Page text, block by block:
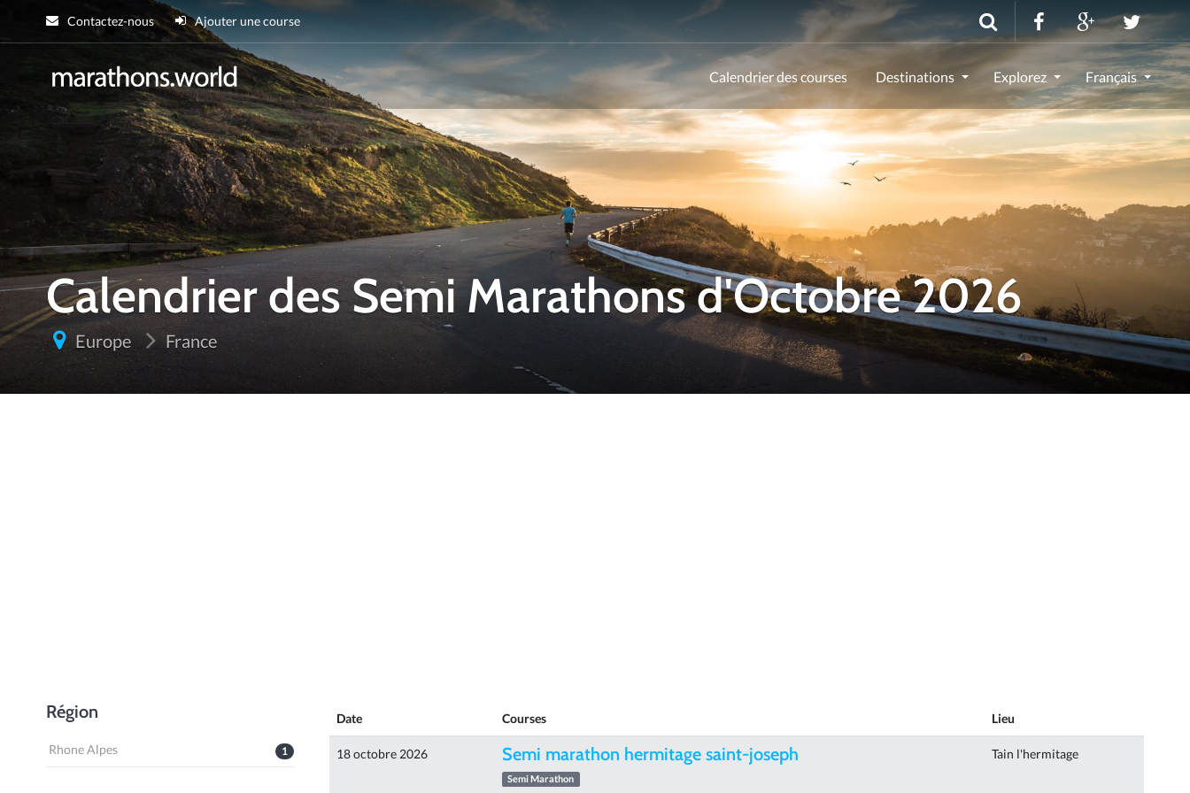
Contactez-nous Ajouter une course
marathons.world
Calendrier des courses Destinations Explorez Français
Calendrier des Semi Marathons d'Octobre 2026
Europe France
Région
1
Rhone Alpes
Date Courses Lieu
18 octobre 2026 Semi marathon hermitage saint-joseph
Semi Marathon
Tain l'hermitage